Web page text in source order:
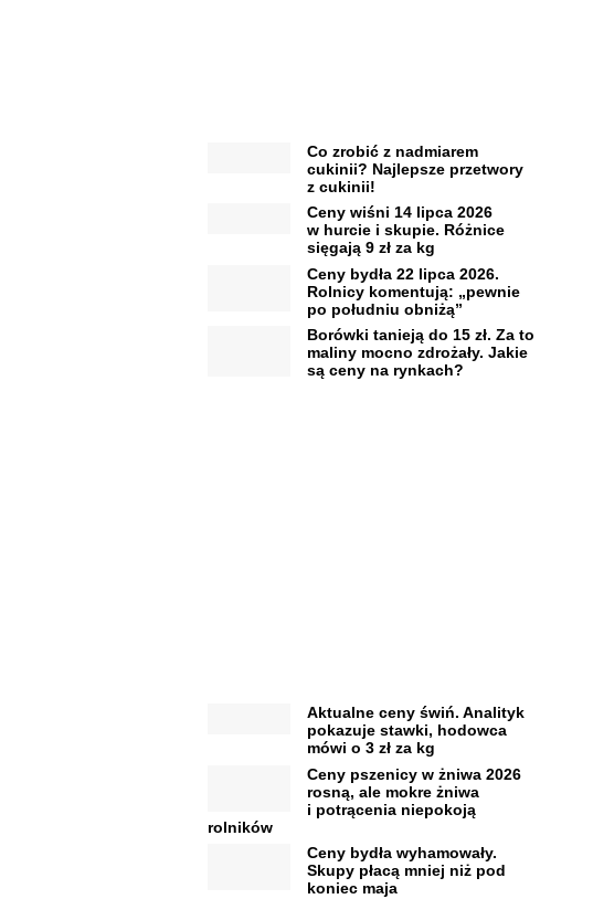
Co zrobić z nadmiarem
cukinii? Najlepsze przetwory
z cukinii!
Ceny wiśni 14 lipca 2026
w hurcie i skupie. Różnice
sięgają 9 zł za kg
Ceny bydła 22 lipca 2026.
Rolnicy komentują: „pewnie
po południu obniżą”
Borówki tanieją do 15 zł. Za to
maliny mocno zdrożały. Jakie
są ceny na rynkach?
Aktualne ceny świń. Analityk
pokazuje stawki, hodowca
mówi o 3 zł za kg
Ceny pszenicy w żniwa 2026
rosną, ale mokre żniwa
i potrącenia niepokoją
rolników
Ceny bydła wyhamowały.
Skupy płacą mniej niż pod
koniec maja